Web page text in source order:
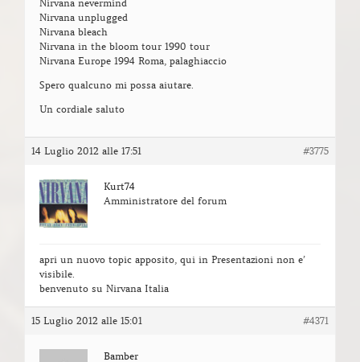
Nirvana nevermind
Nirvana unplugged
Nirvana bleach
Nirvana in the bloom tour 1990 tour
Nirvana Europe 1994 Roma, palaghiaccio
Spero qualcuno mi possa aiutare.
Un cordiale saluto
14 Luglio 2012 alle 17:51 #3775
Kurt74
Amministratore del forum
apri un nuovo topic apposito, qui in Presentazioni non e’
visibile.
benvenuto su Nirvana Italia
15 Luglio 2012 alle 15:01 #4371
Bamber